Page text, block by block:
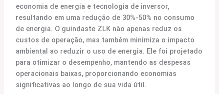
economia de energia e tecnologia de inversor,
resultando em uma redução de 30%-50% no consumo
de energia. O guindaste ZLK não apenas reduz os
custos de operação, mas também minimiza o impacto
ambiental ao reduzir o uso de energia. Ele foi projetado
para otimizar o desempenho, mantendo as despesas
operacionais baixas, proporcionando economias
significativas ao longo de sua vida útil.